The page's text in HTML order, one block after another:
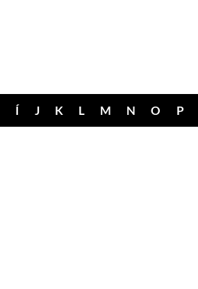
Í J K L M N O P